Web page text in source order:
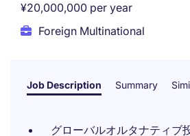
¥20,000,000 per year
Foreign Multinational
Job Description Summary
グローバルオルタナティブ